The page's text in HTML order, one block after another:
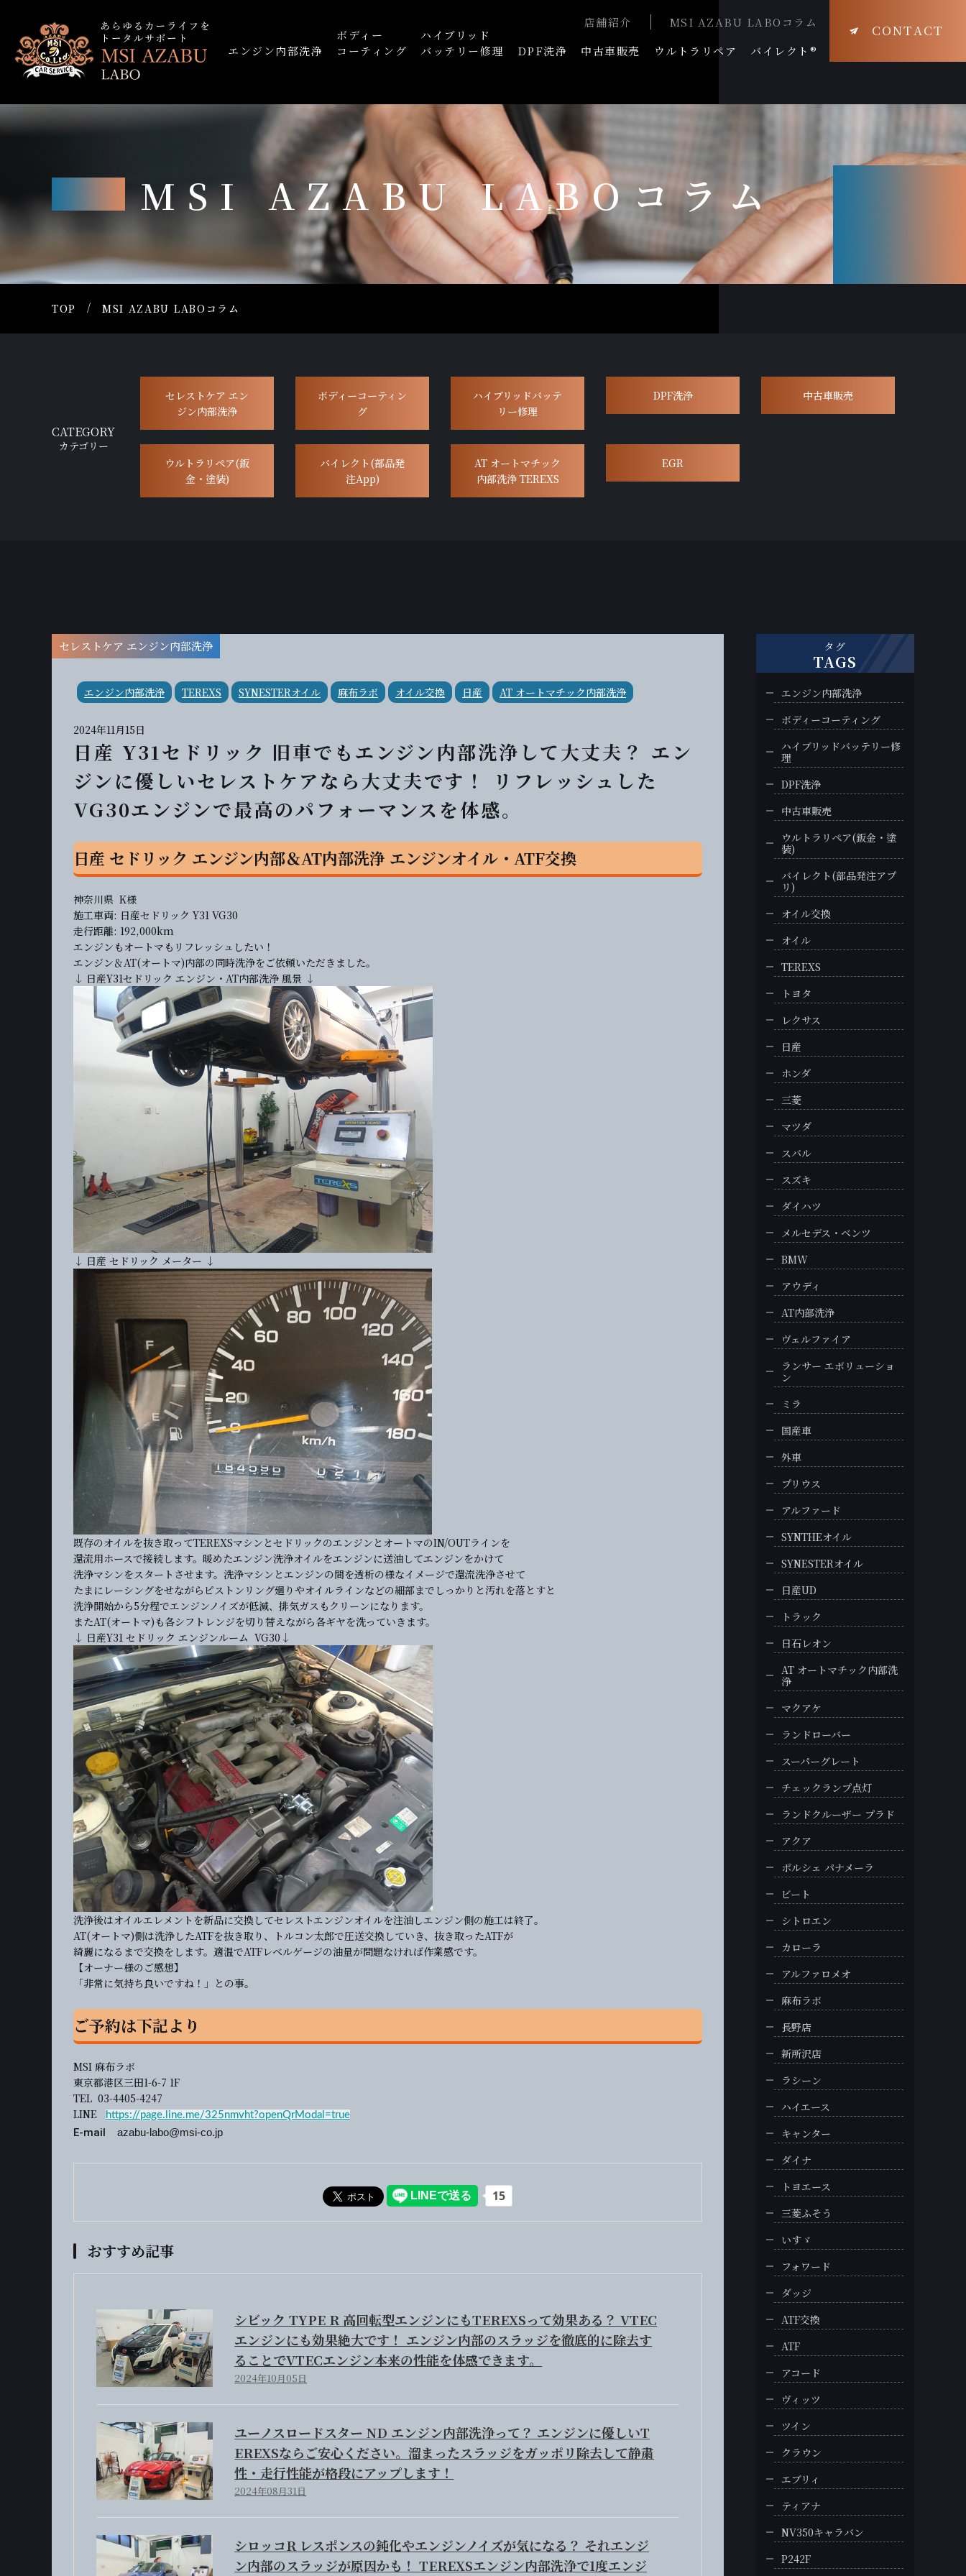
店舗紹介
MSI AZABU LABOコラム
エンジン内部洗浄
ボディー
コーティング
ハイブリッド
バッテリー修理
DPF洗浄 中古車販売 ウルトラリペア バイレクト®
CONTACT
MSI AZABU LABOコラム
TOP MSI AZABU LABOコラム
CATEGORY
カテゴリー
セレストケア エン
ジン内部洗浄
ボディーコーティン
グ
ハイブリッドバッテ
リー修理
DPF洗浄 中古車販売
ウルトラリペア(鈑
金・塗装)
バイレクト(部品発
注App)
AT オートマチック
内部洗浄 TEREXS
EGR
セレストケア エンジン内部洗浄
エンジン内部洗浄 TEREXS SYNESTERオイル 麻布ラボ オイル交換 日産 AT オートマチック内部洗浄
2024年11月15日
日産 Y31セドリック 旧車でもエンジン内部洗浄して大丈夫？ エン
ジンに優しいセレストケアなら大丈夫です！ リフレッシュした
VG30エンジンで最高のパフォーマンスを体感。
日産 セドリック エンジン内部＆AT内部洗浄 エンジンオイル・ATF交換
神奈川県 K様
施工車両: 日産セドリック Y31 VG30
走行距離: 192,000km
エンジンもオートマもリフレッシュしたい！
エンジン＆AT(オートマ)内部の同時洗浄をご依頼いただきました。
↓ 日産Y31セドリック エンジン・AT内部洗浄 風景 ↓
↓ 日産 セドリック メーター ↓
既存のオイルを抜き取ってTEREXSマシンとセドリックのエンジンとオートマのIN/OUTラインを
還流用ホースで接続します。暖めたエンジン洗浄オイルをエンジンに送油してエンジンをかけて
洗浄マシンをスタートさせます。洗浄マシンとエンジンの間を透析の様なイメージで還流洗浄させて
たまにレーシングをせながらピストンリング廻りやオイルラインなどの細部までしっかりと汚れを落とすと
洗浄開始から5分程でエンジンノイズが低減、排気ガスもクリーンになります。
またAT(オートマ)も各シフトレンジを切り替えながら各ギヤを洗っていきます。
↓ 日産Y31 セドリック エンジンルーム VG30↓
洗浄後はオイルエレメントを新品に交換してセレストエンジンオイルを注油しエンジン側の施工は終了。
AT(オートマ)側は洗浄したATFを抜き取り、トルコン太郎で圧送交換していき、抜き取ったATFが
綺麗になるまで交換をします。適温でATFレベルゲージの油量が問題なければ作業感です。
【オーナー様のご感想】
「非常に気持ち良いですね！」との事。
ご予約は下記より
MSI 麻布ラボ
東京都港区三田1-6-7 1F
TEL 03-4405-4247
LINE
https://page.line.me/325nmvht?openQrModal=true
E-mail azabu-labo@msi-co.jp
おすすめ記事
シビック TYPE R 高回転型エンジンにもTEREXSって効果ある？ VTEC
エンジンにも効果絶大です！ エンジン内部のスラッジを徹底的に除去す
ることでVTECエンジン本来の性能を体感できます。
2024年10月05日
ユーノスロードスター ND エンジン内部洗浄って？ エンジンに優しいT
EREXSならご安心ください。溜まったスラッジをガッポリ除去して静粛
性・走行性能が格段にアップします！
2024年08月31日
シロッコR レスポンスの鈍化やエンジンノイズが気になる？ それエンジ
ン内部のスラッジが原因かも！ TEREXSエンジン内部洗浄で1度エンジ
タグ
TAGS
エンジン内部洗浄
ボディーコーティング
ハイブリッドバッテリー修
理
DPF洗浄
中古車販売
ウルトラリペア(鈑金・塗
装)
バイレクト(部品発注アプ
リ)
オイル交換
オイル
TEREXS
トヨタ
レクサス
日産
ホンダ
三菱
マツダ
スバル
スズキ
ダイハツ
メルセデス・ベンツ
BMW
アウディ
AT内部洗浄
ヴェルファイア
ランサー エボリューショ
ン
ミラ
国産車
外車
プリウス
アルファード
SYNTHEオイル
SYNESTERオイル
日産UD
トラック
日石レオン
AT オートマチック内部洗
浄
マクアケ
ランドローバー
スーパーグレート
チェックランプ点灯
ランドクルーザー プラド
アクア
ポルシェ パナメーラ
ビート
シトロエン
カローラ
アルファロメオ
麻布ラボ
長野店
新所沢店
ラシーン
ハイエース
キャンター
ダイナ
トヨエース
三菱ふそう
いすゞ
フォワード
ダッジ
ATF交換
ATF
アコード
ヴィッツ
ツイン
クラウン
エブリィ
ティアナ
NV350キャラバン
P242F